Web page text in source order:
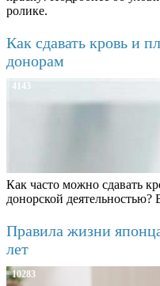
ролике.
Как сдавать кровь и
донорам
4143
Как часто можно сдавать
донорской деятельностью?
Правила жизни
лет
10283